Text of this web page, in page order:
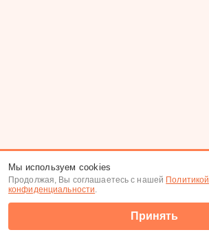
Мы используем cookies
Продолжая, Вы соглашаетесь с нашей Политикой
конфиденциальности.
Принять